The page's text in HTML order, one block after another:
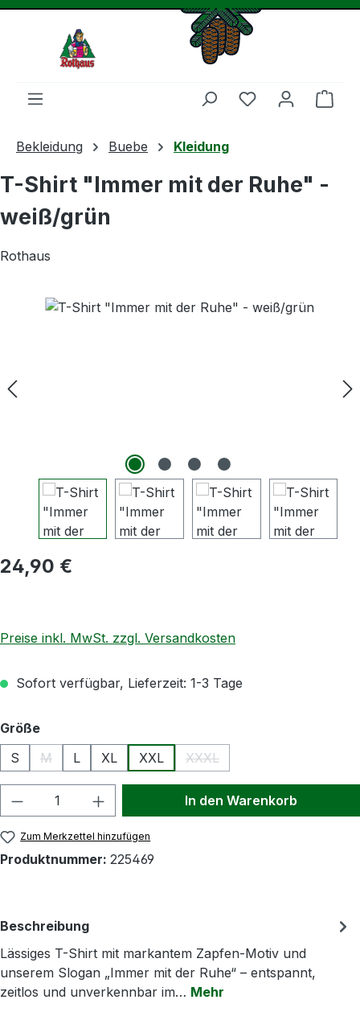
Du hast 0
Bekleidung Buebe Kleidung
T-Shirt "Immer mit der Ruhe" -
weiß/grün
Rothaus
Bildergalerie überspringen
Regulärer Preis:
24,90 €
Preise inkl. MwSt. zzgl. Versandkosten
Sofort verfügbar, Lieferzeit: 1-3 Tage
Größeauswählen
S
M
(Diese Option ist zurzeit nicht verfügbar.)
L XL XXL XXXL
(Diese Option ist zurzeit
Produkt Anzahl: Gib den gewünschten
In den Warenkorb
Zum Merkzettel hinzufügen
Produktnummer: 225469
Beschreibung
Lässiges T-Shirt mit markantem Zapfen-Motiv und
unserem Slogan „Immer mit der Ruhe“ – entspannt,
zeitlos und unverkennbar im… Mehr